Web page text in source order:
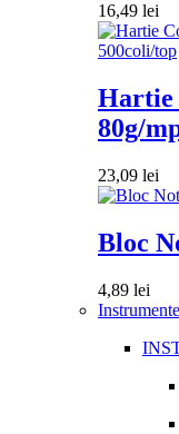
16,49 lei
Hartie
80g/
23,09 lei
Bloc
4,89 lei